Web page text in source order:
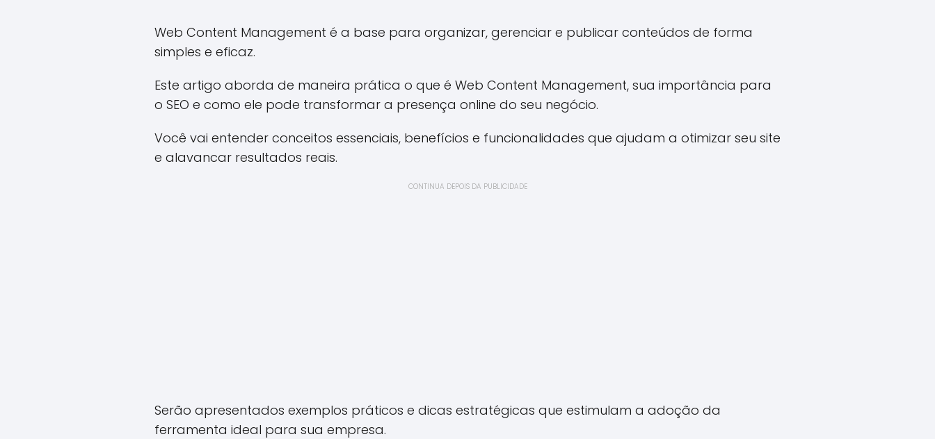
Web Content Management é a base para organizar, gerenciar e publicar conteúdos de forma
simples e eficaz.
Este artigo aborda de maneira prática o que é Web Content Management, sua importância para
o SEO e como ele pode transformar a presença online do seu negócio.
Você vai entender conceitos essenciais, benefícios e funcionalidades que ajudam a otimizar seu site
e alavancar resultados reais.
CONTINUA DEPOIS DA PUBLICIDADE
Serão apresentados exemplos práticos e dicas estratégicas que estimulam a adoção da
ferramenta ideal para sua empresa.